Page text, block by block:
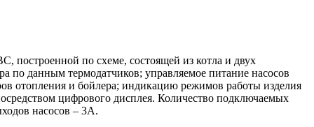
построенной по схеме, состоящей из котла и двух
по данным термодатчиков; управляемое питание насосов
отопления и бойлера; индикацию режимов работы изделия
цифрового дисплея. Количество подключаемых
насосов – 3А.